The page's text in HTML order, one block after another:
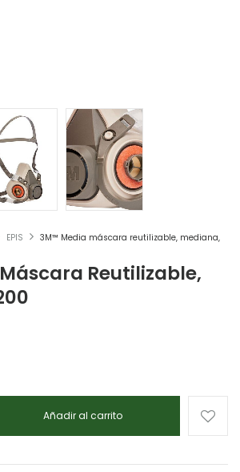
EPIS
3M™ Media máscara reutilizable, mediana,
Reutilizable,
Añadir al carrito